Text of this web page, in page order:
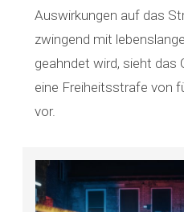
Auswirkungen auf das
zwingend mit
geahndet wird, sieht das
eine Freiheitsstrafe von
vor.